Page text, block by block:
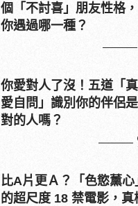
個「不討喜」朋友性格，
你遇過哪一種？
你愛對人了沒！五道「真
愛自問」識別你的伴侶是
對的人嗎？
比A片更Ａ？「色慾薰心
的超尺度 18 禁電影，真